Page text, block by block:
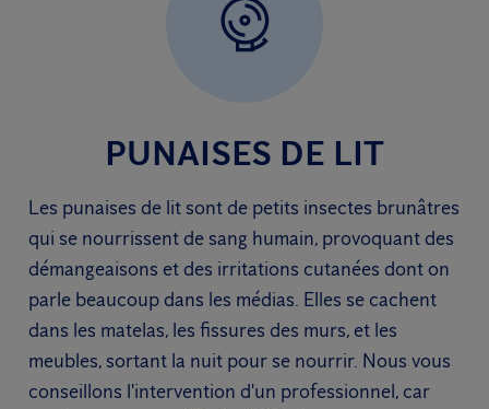
PUNAISES DE LIT
Les punaises de lit sont de petits insectes brunâtres
qui se nourrissent de sang humain, provoquant des
démangeaisons et des irritations cutanées dont on
parle beaucoup dans les médias. Elles se cachent
dans les matelas, les fissures des murs, et les
meubles, sortant la nuit pour se nourrir. Nous vous
conseillons l'intervention d'un professionnel, car